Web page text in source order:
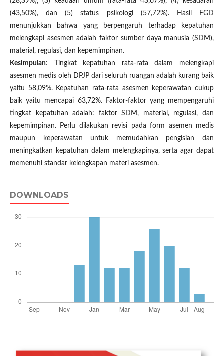
(43,50%), dan (5) status psikologi (57,72%). Hasil FGD
menunjukkan bahwa yang berpengaruh terhadap kepatuhan
melengkapi asesmen adalah faktor sumber daya manusia (SDM),
material, regulasi, dan kepemimpinan.
Kesimpulan: Tingkat kepatuhan rata-rata dalam melengkapi
asesmen medis oleh DPJP dari seluruh ruangan adalah kurang baik
yaitu 58,09%. Kepatuhan rata-rata asesmen keperawatan cukup
baik yaitu mencapai 63,72%. Faktor-faktor yang mempengaruhi
tingkat kepatuhan adalah: faktor SDM, material, regulasi, dan
kepemimpinan. Perlu dilakukan revisi pada form asemen medis
maupun keperawatan untuk memudahkan pengisian dan
meningkatkan kepatuhan dalam melengkapinya, serta agar dapat
memenuhi standar kelengkapan materi asesmen.
DOWNLOADS